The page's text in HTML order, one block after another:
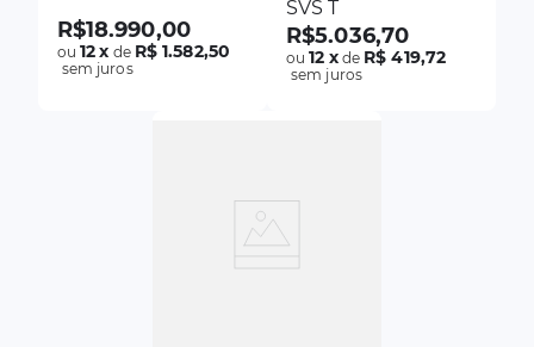
R$18.990,00
ou12x de R$ 1.582,50
sem juros
SVS T
R$5.036,70
ou12 xde R$ 419,72
sem juros